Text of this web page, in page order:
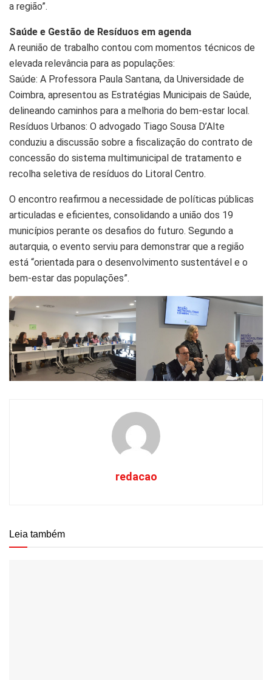
a região”.
​Saúde e Gestão de Resíduos em agenda
​A reunião de trabalho contou com momentos técnicos de
elevada relevância para as populações:
Saúde: A Professora Paula Santana, da Universidade de
Coimbra, apresentou as Estratégias Municipais de Saúde,
delineando caminhos para a melhoria do bem-estar local.
​Resíduos Urbanos: O advogado Tiago Sousa D’Alte
conduziu a discussão sobre a fiscalização do contrato de
concessão do sistema multimunicipal de tratamento e
recolha seletiva de resíduos do Litoral Centro.
O encontro reafirmou a necessidade de políticas públicas
articuladas e eficientes, consolidando a união dos 19
municípios perante os desafios do futuro. Segundo a
autarquia, o evento serviu para demonstrar que a região
está “orientada para o desenvolvimento sustentável e o
bem-estar das populações”.
redacao
Leia também